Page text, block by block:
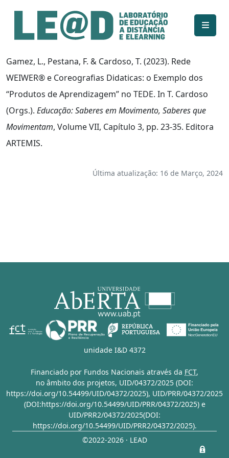
Ir para o conteúdo principal
Informações de acessibilidade
Mapa do site
Gamez, L., Pestana, F. & Cardoso, T. (2023). Rede
WEIWER® e Coreografias Didaticas: o Exemplo dos
“Produtos de Aprendizagem” no TEDE. In T. Cardoso
(Orgs.). Educação: Saberes em Movimento, Saberes que
Movimentam, Volume VII, Capítulo 3, pp. 23-35. Editora
ARTEMIS.
Última atualização: 16 de Março, 2024
unidade I&D 4372
Financiado por Fundos Nacionais através da FCT,
no âmbito dos projetos, UID/04372/2025 (DOI:
https://doi.org/10.54499/UID/04372/2025), UID/PRR/04372/2025
(DOI:https://doi.org/10.54499/UID/PRR/04372/2025)e
UID/PRR2/04372/2025(DOI:
https://doi.org/10.54499/UID/PRR2/04372/2025).
©2022-2026 · LEAD